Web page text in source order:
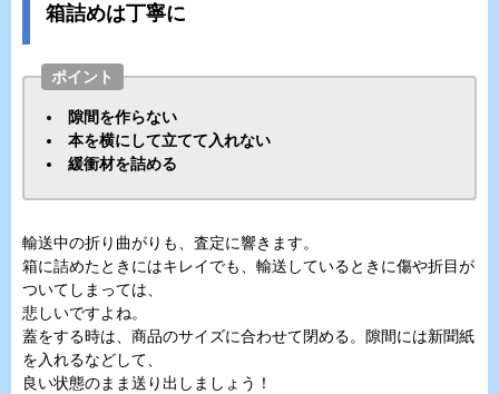
箱詰めは丁寧に
ポイント
隙間を作らない
本を横にして立てて入れない
緩衝材を詰める
輸送中の折り曲がりも、査定に響きます。
箱に詰めたときにはキレイでも、輸送しているときに傷や折目が
ついてしまっては、
悲しいですよね。
蓋をする時は、商品のサイズに合わせて閉める。隙間には新聞紙
を入れるなどして、
良い状態のまま送り出しましょう！